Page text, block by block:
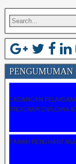
PENGUMUMAN
PROGRAM DIPLOMA
TARIKH